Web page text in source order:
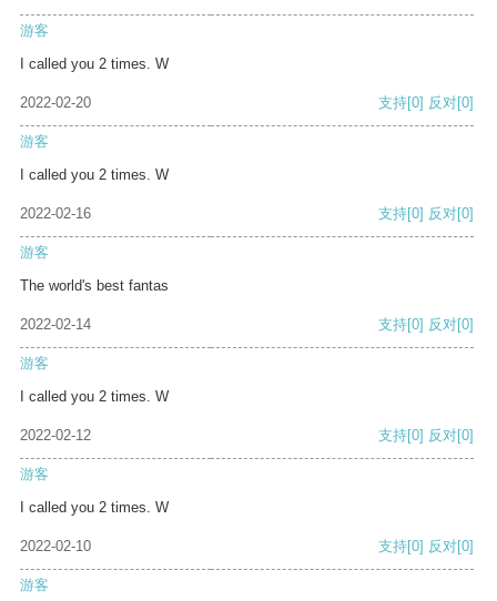
游客
I called you 2 times. W
2022-02-20 支持[0] 反对[0]
游客
I called you 2 times. W
2022-02-16 支持[0] 反对[0]
游客
The world's best fantas
2022-02-14 支持[0] 反对[0]
游客
I called you 2 times. W
2022-02-12 支持[0] 反对[0]
游客
I called you 2 times. W
2022-02-10 支持[0] 反对[0]
游客